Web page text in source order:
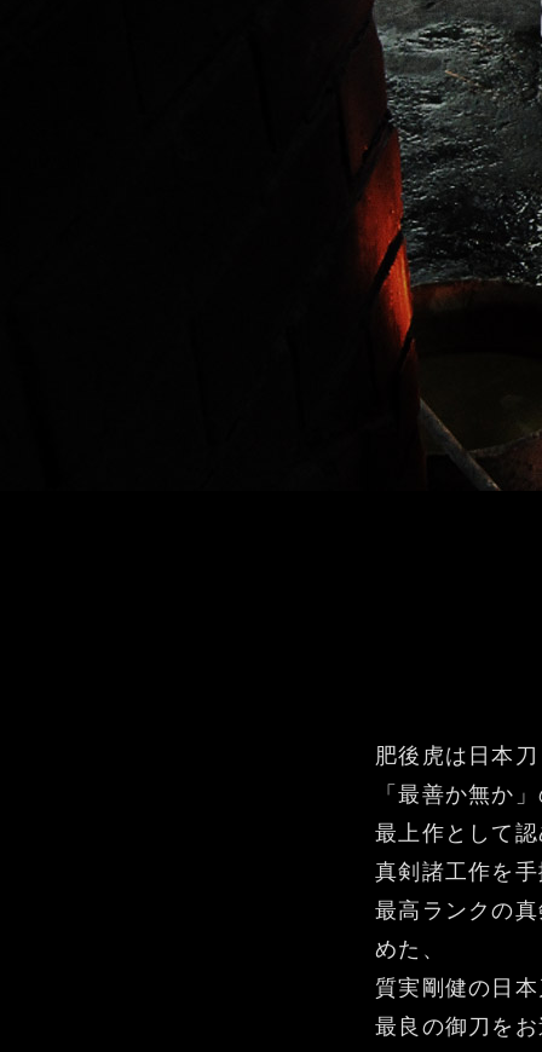
肥後虎は日本
「最善か無か
最上作として
真剣諸工作を
最高ランクの
めた、
質実剛健の日
最良の御刀を